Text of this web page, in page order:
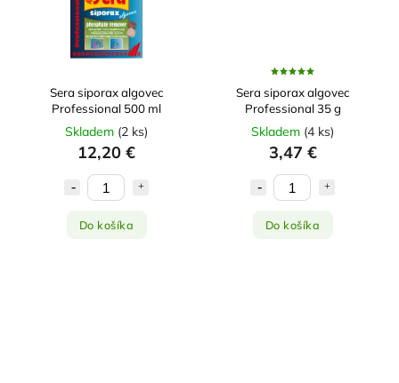
Sera siporax algovec
Professional 500 ml
Skladem (2 ks)
12,20 €
Do košíka
Sera siporax algovec
Professional 35 g
Skladem (4 ks)
3,47 €
Do košíka